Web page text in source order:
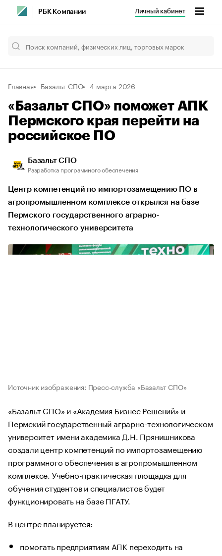
РБК Компании Личный кабинет
Главная Базальт СПО 4 марта 2026
«Базальт СПО» поможет АПК
Пермского края перейти на
российское ПО
Базальт СПО
Разработка программного обеспечения
Центр компетенций по импортозамещению ПО в
агропромышленном комплексе открылся на базе
Пермского государственного аграрно-
технологического университета
Источник изображения: Пресс-служба «Базальт СПО»
«Базальт СПО» и «Академия Бизнес Решений» и
Пермский государственный аграрно-технологическом
университет имени академика Д.Н. Прянишникова
создали центр компетенций по импортозамещению
программного обеспечения в агропромышленном
комплексе. Учебно-практическая площадка для
обучения студентов и специалистов будет
функционировать на базе ПГАТУ.
В центре планируется:
помогать предприятиям АПК переходить на